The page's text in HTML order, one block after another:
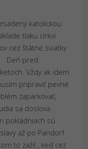
katolíckou
tlaku cirkvi
cez štátne sviatky
Deň pred
Vždy ak idem
pripraviť pevné
zaparkovať,
sa doslova
pokladniach sú
až po Pandorf
to zažil , keď cez